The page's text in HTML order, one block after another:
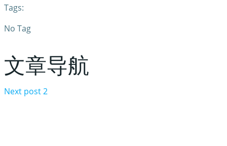
Tags:
No Tag
文章导航
Next post2